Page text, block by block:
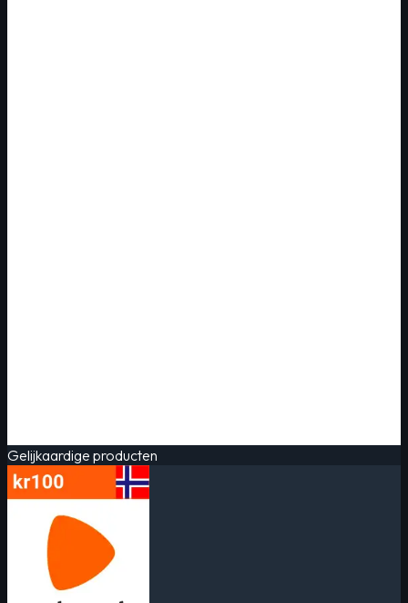
Gelijkaardige producten